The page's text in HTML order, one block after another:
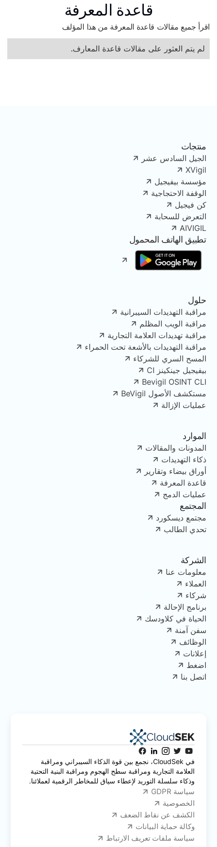
قاعدة المعرفة
اقرأ جميع مقالات قاعدة المعرفة من هذا المؤلف
لم يتم العثور على مقالات قاعدة المعارف.
منتجات
الجيل السادس عشر
XVigil
مؤسسة بيفيجيل
الوقفة الاحتجاجية
كن فيجيل
التعرض للسحابة
AIVIGIL
تطبيق الهاتف المحمول
حلول
مراقبة التهديدات السيبرانية
مراقبة الويب المظلم
مراقبة تهديدات العلامة التجارية
مراقبة التهديدات بالأشعة تحت الحمراء
المسح السري للشركاء
بيفيجيل جينكينز CI
Bevigil OSINT CLI
مستكشف الأصول BeVigil
عمليات الإزالة
الموارد
المدونات والمقالات
ذكاء التهديدات
أوراق بيضاء وتقارير
قاعدة المعرفة
عمليات الدمج
المجتمع
مجتمع ديسكورد
تحدي الطالب
الشركة
معلومات عنا
العملاء
شركاء
برنامج الإحالة
الحياة في كلاودسك
سفن آمنة
الوظائف
إعلانات
اضغط
اتصل بنا
في CloudSek، نجمع بين قوة الذكاء السيبراني ومراقبة
العلامة التجارية ومراقبة سطح الهجوم ومراقبة البنية التحتية
وذكاء سلسلة التوريد لإعطاء سياق للمخاطر الرقمية لعملائنا.
سياسة GDPR
الخصوصية
الكشف عن نقاط الضعف
وكالة حماية البيانات
سياسة ملفات تعريف الارتباط